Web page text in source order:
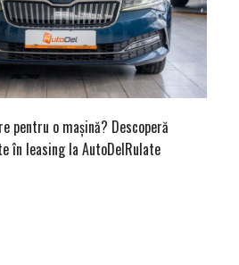
pentru o mașină? Descoperă
în leasing la AutoDelRulate